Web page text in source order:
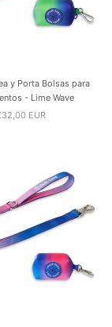
y Porta Bolsas para
- Lime Wave
EUR